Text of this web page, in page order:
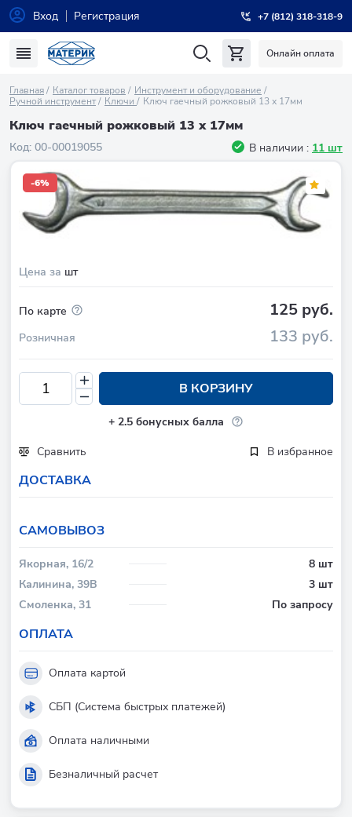
Вход Регистрация +7 (812) 318-318-9
Онлайн оплата
Главная Каталог товаров
Инструмент и оборудование
Ручной инструмент
Ключи Ключ гаечный рожковый 13 х 17мм
Ключ гаечный рожковый 13 х 17мм
Код: 00-00019055 В наличии : 11 шт
Цена за шт
-6%
По карте 125 руб.
Розничная 133 руб.
В КОРЗИНУ
+ 2.5 бонусных балла
Сравнить
В избранное
ДОСТАВКА
CАМОВЫВОЗ
Якорная, 16/2
8 шт
Калинина, 39В
3 шт
Смоленка, 31
По запросу
ОПЛАТА
Оплата картой
СБП (Система быстрых платежей)
Оплата наличными
Безналичный расчет